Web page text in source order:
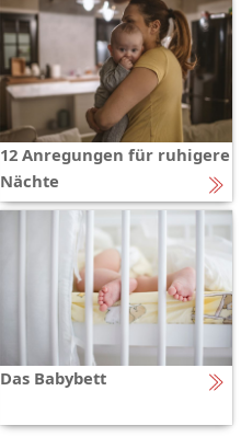
12 Anregungen für ruhigere
Nächte
Das Babybett